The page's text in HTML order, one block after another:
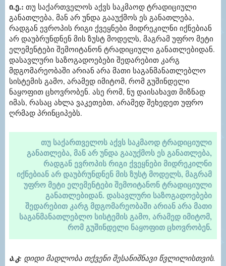
ი.ე.: თუ საქართველოს აქვს საკმაოდ ტრადიციული
განათლება, მან არ უნდა გააუქმოს ეს განათლება,
რადგან ევროპის რიგი ქვეყნები მიდრეკილნი იქნებიან
არ დაუბრუნდნენ მის ზუსტ მოდელს, მაგრამ უფრო მეტი
ელემენტები შემოიტანონ ტრადიციული განათლებიდან.
დასავლური საზოგადოებები შედარებით კარგ
მდგომარეობაში არიან არა მათი საგანმანათლებლო
სისტემის გამო, არამედ იმიტომ, რომ გუშინდელი
ნაყოფით ცხოვრობენ. ასე რომ, ნუ დაისახავთ მიზნად
იმას, რასაც ახლა ვაკეთებთ, არამედ შეხედეთ უფრო
ღრმად პრინციპებს.
თუ საქართველოს აქვს საკმაოდ ტრადიციული
განათლება, მან არ უნდა გააუქმოს ეს განათლება,
რადგან ევროპის რიგი ქვეყნები მიდრეკილნი
იქნებიან არ დაუბრუნდნენ მის ზუსტ მოდელს, მაგრამ
უფრო მეტი ელემენტები შემოიტანონ ტრადიციული
განათლებიდან. დასავლური საზოგადოებები
შედარებით კარგ მდგომარეობაში არიან არა მათი
საგანმანათლებლო სისტემის გამო, არამედ იმიტომ,
რომ გუშინდელი ნაყოფით ცხოვრობენ.
ა.კ: დიდი მადლობა თქვენი შესანიშნავი წვლილისთვის.